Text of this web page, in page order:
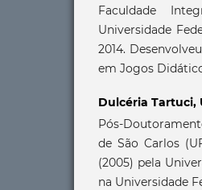
Faculdade
Universidade
2014.
em Jogos
Dulcéria Tartuci,
Pós-
de São Carlos
(2005) pela
na Universidade